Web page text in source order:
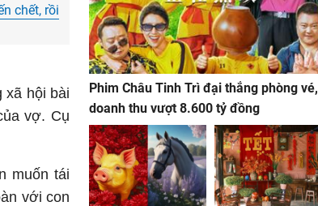
chết, rồi
xã hội bài
vợ. Cụ
muốn tái
với con
Phim Châu Tinh Trì đại thắng phòng vé,
doanh thu vượt 8.600 tỷ đồng